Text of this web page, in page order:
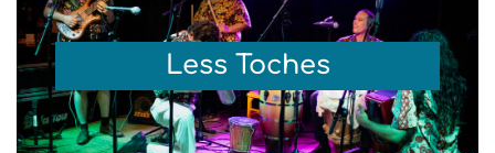
Less Toches